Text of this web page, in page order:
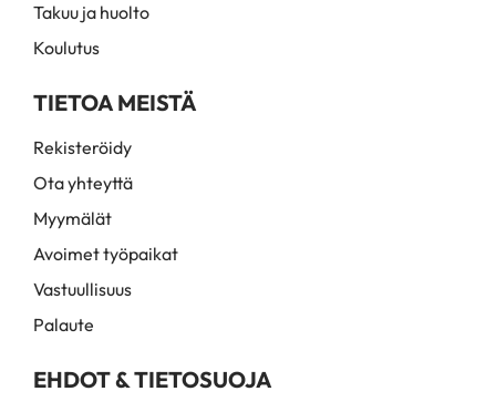
Takuu ja huolto
Koulutus
TIETOA MEISTÄ
Rekisteröidy
Ota yhteyttä
Myymälät
Avoimet työpaikat
Vastuullisuus
Palaute
EHDOT & TIETOSUOJA